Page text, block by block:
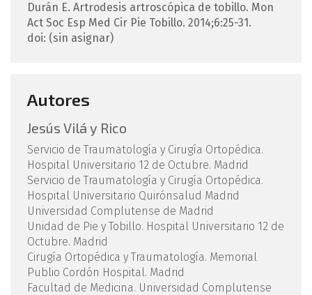
Durán E. Artrodesis artroscópica de tobillo. Mon
Act Soc Esp Med Cir Pie Tobillo. 2014;6:25-31.
doi: (sin asignar)
Autores
Jesús Vilá y Rico
Servicio de Traumatología y Cirugía Ortopédica.
Hospital Universitario 12 de Octubre. Madrid
Servicio de Traumatología y Cirugía Ortopédica.
Hospital Universitario Quirónsalud Madrid
Universidad Complutense de Madrid
Unidad de Pie y Tobillo. Hospital Universitario 12 de
Octubre. Madrid
Cirugía Ortopédica y Traumatología. Memorial
Publio Cordón Hospital. Madrid
Facultad de Medicina. Universidad Complutense